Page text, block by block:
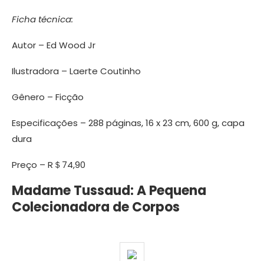
Ficha técnica:
Autor – Ed Wood Jr
Ilustradora – Laerte Coutinho
Gênero – Ficção
Especificações – 288 páginas, 16 x 23 cm, 600 g, capa
dura
Preço – R＄74,90
Madame Tussaud: A Pequena
Colecionadora de Corpos